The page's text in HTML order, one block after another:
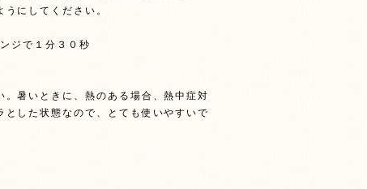
にしてください。
ジで１分３０秒
暑いときに、熱のある場合、熱中症対
した状態なので、とても使いやすいで